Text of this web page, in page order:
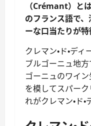
（Crémant）と
のフランス語で
ーな口当たりが特
クレマン・ド・デ
ブルゴーニュ地
ゴーニュのワイ
を模してスパー
れがクレマン・ド